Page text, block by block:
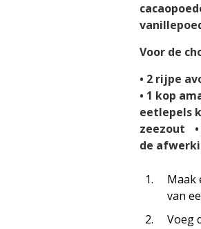
Voor de
• 2 rijpe
• 1 kop
eetlepels
zeezout •
de
Maak
van
Voeg